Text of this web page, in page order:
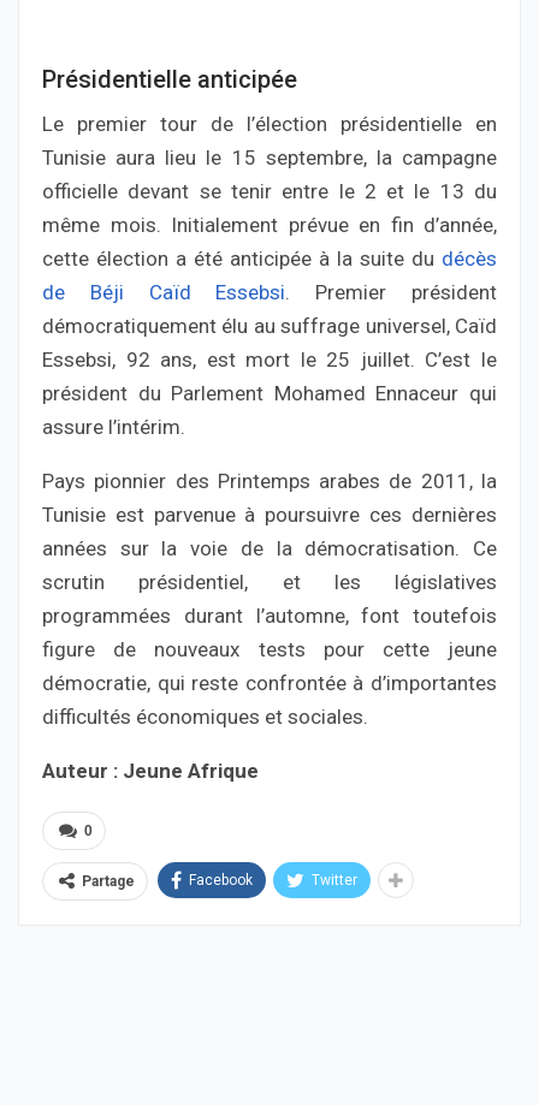
Présidentielle anticipée
Le premier tour de l’élection présidentielle en
Tunisie aura lieu le 15 septembre, la campagne
officielle devant se tenir entre le 2 et le 13 du
même mois. Initialement prévue en fin d’année,
cette élection a été anticipée à la suite du décès
de Béji Caïd Essebsi. Premier président
démocratiquement élu au suffrage universel, Caïd
Essebsi, 92 ans, est mort le 25 juillet. C’est le
président du Parlement Mohamed Ennaceur qui
assure l’intérim.
Pays pionnier des Printemps arabes de 2011, la
Tunisie est parvenue à poursuivre ces dernières
années sur la voie de la démocratisation. Ce
scrutin présidentiel, et les législatives
programmées durant l’automne, font toutefois
figure de nouveaux tests pour cette jeune
démocratie, qui reste confrontée à d’importantes
difficultés économiques et sociales.
Auteur : Jeune Afrique
0
Partage Facebook Twitter